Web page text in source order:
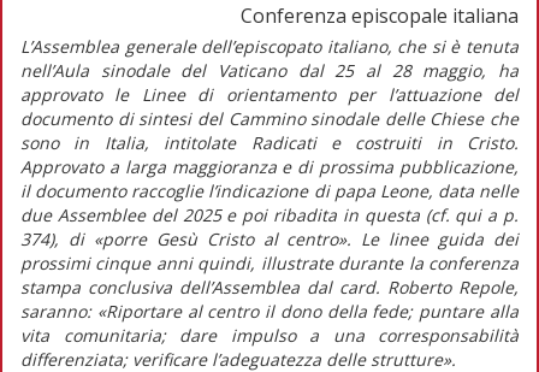
Conferenza episcopale italiana
L’Assemblea generale dell’episcopato italiano, che si è tenuta
nell’Aula sinodale del Vaticano dal 25 al 28 maggio, ha
approvato le Linee di orientamento per l’attuazione del
documento di sintesi del Cammino sinodale delle Chiese che
sono in Italia, intitolateRadicati e costruiti in Cristo.
Approvato a larga maggioranza e di prossima pubblicazione,
il documento raccoglie l’indicazione di papa Leone, data nelle
due Assemblee del 2025 e poi ribadita in questa (cf. qui a p.
374), di «porre Gesù Cristo al centro». Le linee guida dei
prossimi cinque anni quindi, illustrate durante la conferenza
stampa conclusiva dell’Assemblea dal card. Roberto Repole,
saranno:«Riportare al centro il dono della fede; puntare alla
vita comunitaria; dare impulso a una corresponsabilità
differenziata; verificare l’adeguatezza delle strutture».